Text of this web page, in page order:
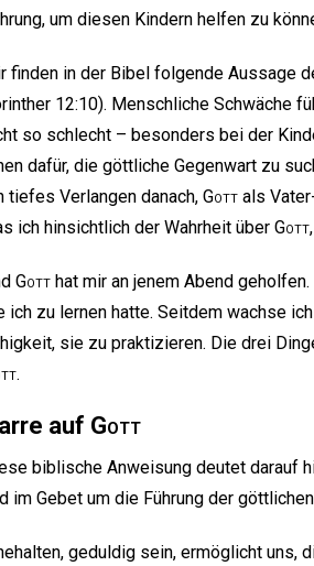
um diesen Kindern helfen zu
finden in der Bibel folgende Aussage
12:10). Menschliche Schwäche
so schlecht – besonders bei der
dafür, die göttliche Gegenwart zu
tiefes Verlangen danach, Gott als
ich hinsichtlich der Wahrheit über Gott
Gott hat mir an jenem Abend
ich zu lernen hatte. Seitdem wachse
sie zu praktizieren. Die drei
.
auf Gott
biblische Anweisung deutet darauf
im Gebet um die Führung der göttlichen
geduldig sein, ermöglicht